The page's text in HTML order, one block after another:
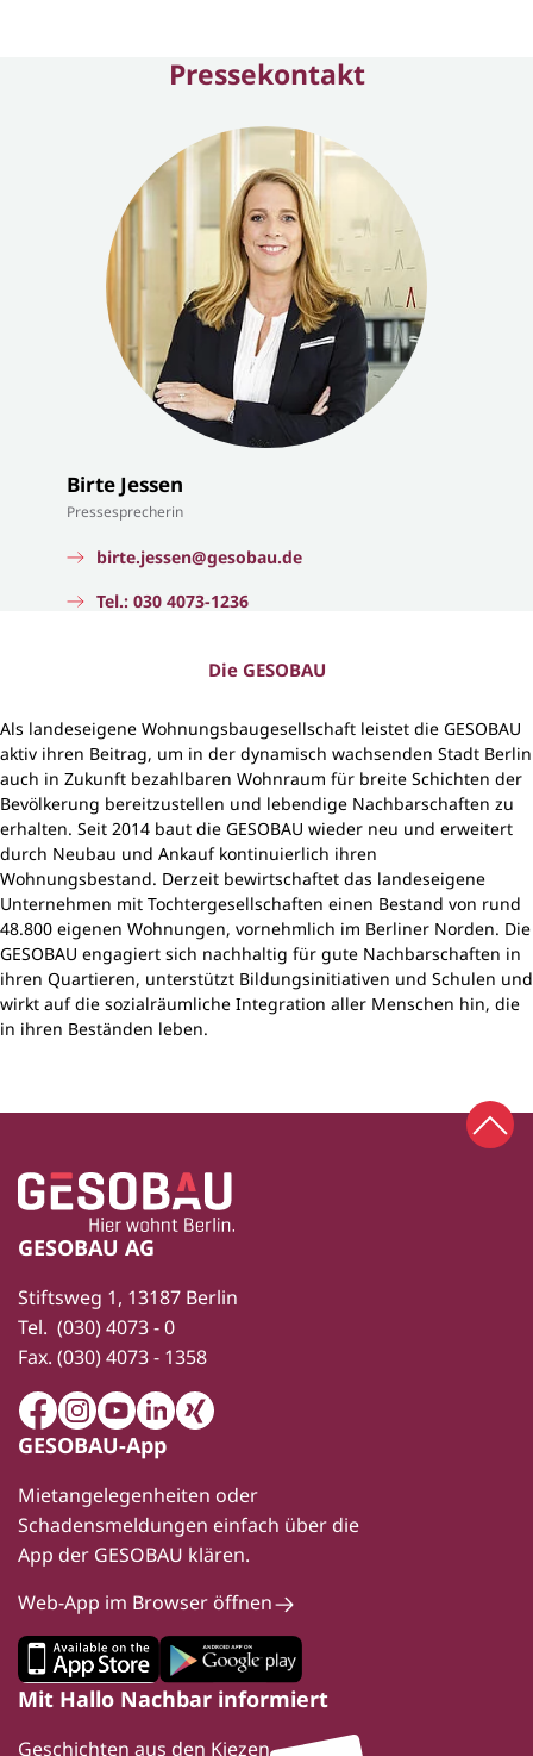
Pressekontakt
Birte Jessen
Pressesprecherin
birte.jessen@gesobau.de
Tel.: 030 4073-1236
Die GESOBAU
Als landeseigene Wohnungsbaugesellschaft leistet die GESOBAU
aktiv ihren Beitrag, um in der dynamisch wachsenden Stadt Berlin
auch in Zukunft bezahlbaren Wohnraum für breite Schichten der
Bevölkerung bereitzustellen und lebendige Nachbarschaften zu
erhalten. Seit 2014 baut die GESOBAU wieder neu und erweitert
durch Neubau und Ankauf kontinuierlich ihren
Wohnungsbestand. Derzeit bewirtschaftet das landeseigene
Unternehmen mit Tochtergesellschaften einen Bestand von rund
48.800 eigenen Wohnungen, vornehmlich im Berliner Norden. Die
GESOBAU engagiert sich nachhaltig für gute Nachbarschaften in
ihren Quartieren, unterstützt Bildungsinitiativen und Schulen und
wirkt auf die sozialräumliche Integration aller Menschen hin, die
in ihren Beständen leben.
Fußbereich
Zur Startseite
GESOBAU AG
Stiftsweg 1, 13187 Berlin
Tel. (030) 4073 - 0
Fax. (030) 4073 - 1358
FacebookInstagram
YoutubeLinkedIn
Xing
GESOBAU-App
Mietangelegenheiten oder
Schadensmeldungen einfach über die
App der GESOBAU klären.
Web-App im Browser öffnen
Mit Hallo Nachbar informiert
Geschichten aus den Kiezen